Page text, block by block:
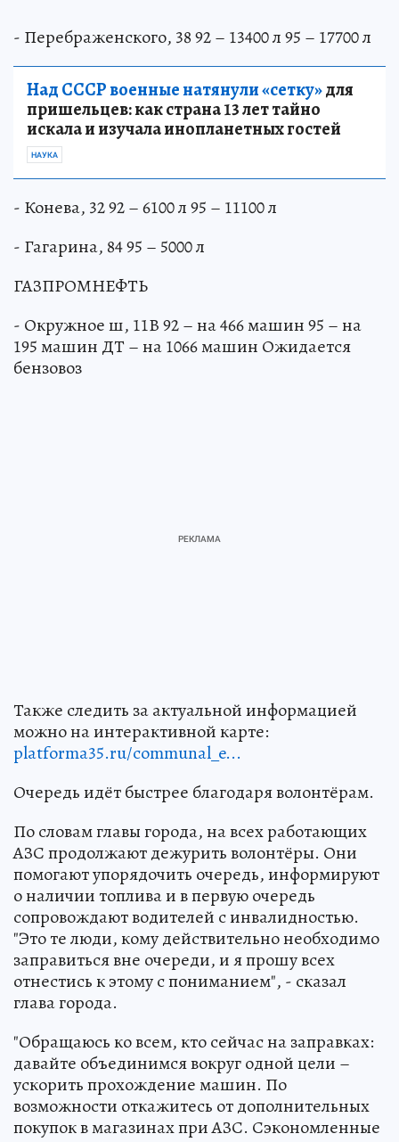
- Перебраженского, 38 92 – 13400 л 95 – 17700 л
Над СССР военные натянули «сетку»для
пришельцев: как страна 13 лет тайно
искала и изучала инопланетных гостей
НАУКА
- Конева, 32 92 – 6100 л 95 – 11100 л
- Гагарина, 84 95 – 5000 л
ГАЗПРОМНЕФТЬ
- Окружное ш, 11В 92 – на 466 машин 95 – на
195 машин ДТ – на 1066 машин Ожидается
бензовоз
Также следить за актуальной информацией
можно на интерактивной карте:
platforma35.ru/communal_e...
Очередь идёт быстрее благодаря волонтёрам.
По словам главы города, на всех работающих
АЗС продолжают дежурить волонтёры. Они
помогают упорядочить очередь, информируют
о наличии топлива и в первую очередь
сопровождают водителей с инвалидностью.
"Это те люди, кому действительно необходимо
заправиться вне очереди, и я прошу всех
отнестись к этому с пониманием", - сказал
глава города.
"Обращаюсь ко всем, кто сейчас на заправках:
давайте объединимся вокруг одной цели –
ускорить прохождение машин. По
возможности откажитесь от дополнительных
покупок в магазинах при АЗС. Сэкономленные